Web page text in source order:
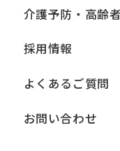
介護予防・高齢
採用情報
よくあるご質問
お問い合わせ